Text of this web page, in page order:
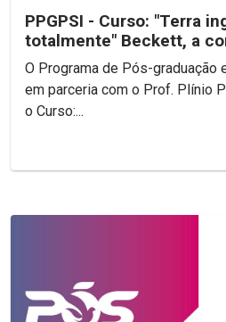
PPGPSI - Curso: "Terra
totalmente" Beckett, a
O Programa de Pós-graduação
em parceria com o Prof. Plínio
o Curso:...